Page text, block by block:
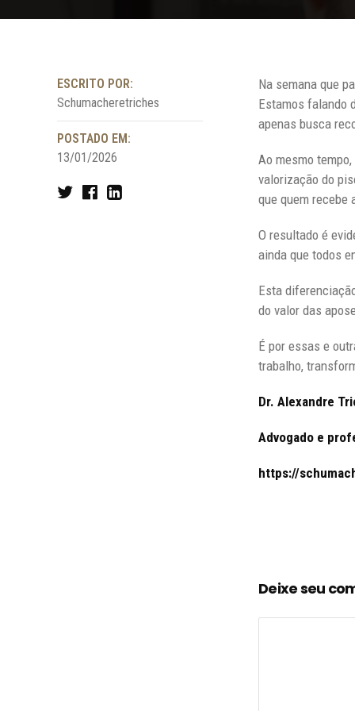
Na semana que
Estamos falando
apenas busca
Ao mesmo
valorização do
que quem recebe
O resultado é
ainda que todos
Esta
do valor das
É por essas e
trabalho,
Dr. Alexandre
Advogado e
https://
Deixe seu
ESCRITO POR:
Schumacheretriches
POSTADO EM:
13/01/2026